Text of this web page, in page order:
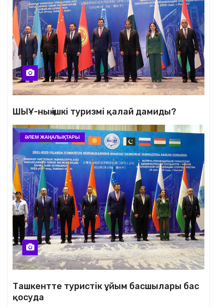
ШЫҰ-ның ішкі туризмі қалай дамиды?
ӘЛЕМ ЖАҢАЛЫҚТАРЫ
Ташкентте туристік ұйым басшылары бас
қосуда